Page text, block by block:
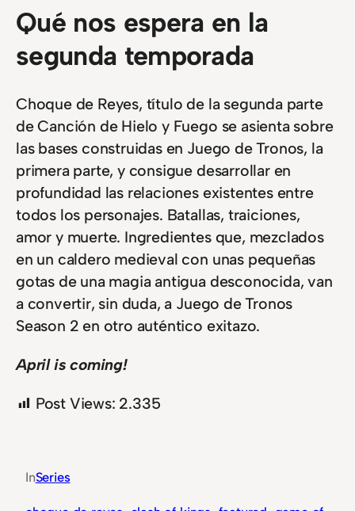
Qué nos espera en la
segunda temporada
Choque de Reyes, título de la segunda parte
de Canción de Hielo y Fuego se asienta sobre
las bases construidas en Juego de Tronos, la
primera parte, y consigue desarrollar en
profundidad las relaciones existentes entre
todos los personajes. Batallas, traiciones,
amor y muerte. Ingredientes que, mezclados
en un caldero medieval con unas pequeñas
gotas de una magia antigua desconocida, van
a convertir, sin duda, a Juego de Tronos
Season 2 en otro auténtico exitazo.
April is coming!
Post Views: 2.335
InSeries